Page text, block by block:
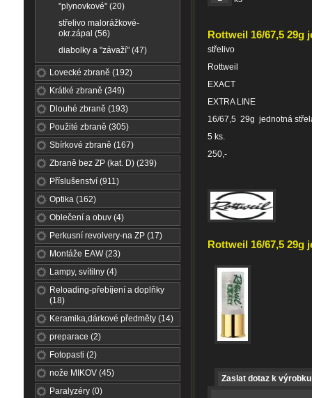
"plynovkové" (20)
střelivo malorážkové-
okr.zápal (56)
diabolky a "závaží" (47)
Lovecké zbraně (192)
Krátké zbraně (349)
Dlouhé zbraně (193)
Použité zbraně (305)
Sbírkové zbraně (167)
Zbraně bez ZP (kat. D) (239)
Příslušenství (911)
Optika (162)
Oblečení a obuv (4)
Perkusní revolvery-na ZP (17)
Montáže EAW (23)
Lampy, svítilny (4)
Reloading-přebíjení a doplňky
(18)
Keramika,dárkové předměty (14)
preparace (2)
Fotopasti (2)
nože MIKOV (45)
Paralyzéry (0)
Rottweil 16/67,5 29g
střelivo
Rottweil
EXACT
EXTRA LINE
16/67,5 29g jednotná
5 ks.
250,-
Rottweil 16/67,5 29g
Zaslat dotaz k výrobku